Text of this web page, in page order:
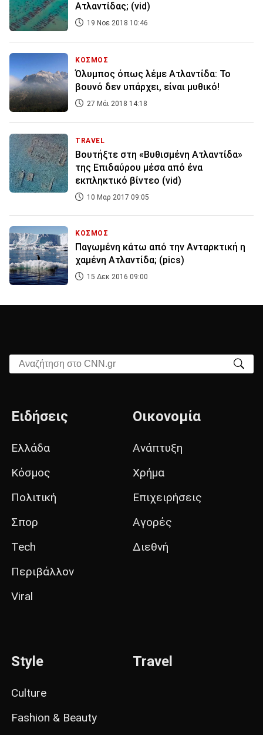
Ατλαντίδας; (vid)
19 Νοε 2018 10:46
ΚΟΣΜΟΣ
Όλυμπος όπως λέμε Ατλαντίδα: Το
βουνό δεν υπάρχει, είναι μυθικό!
27 Μάι 2018 14:18
TRAVEL
Βουτήξτε στη «Βυθισμένη Ατλαντίδα»
της Επιδαύρου μέσα από ένα
εκπληκτικό βίντεο (vid)
10 Μαρ 2017 09:05
ΚΟΣΜΟΣ
Παγωμένη κάτω από την Ανταρκτική η
χαμένη Ατλαντίδα; (pics)
15 Δεκ 2016 09:00
Αναζήτηση στο CNN.gr
Ειδήσεις
Ελλάδα
Κόσμος
Πολιτική
Σπορ
Tech
Περιβάλλον
Viral
Οικονομία
Ανάπτυξη
Χρήμα
Επιχειρήσεις
Αγορές
Διεθνή
Style
Culture
Fashion & Beauty
Travel